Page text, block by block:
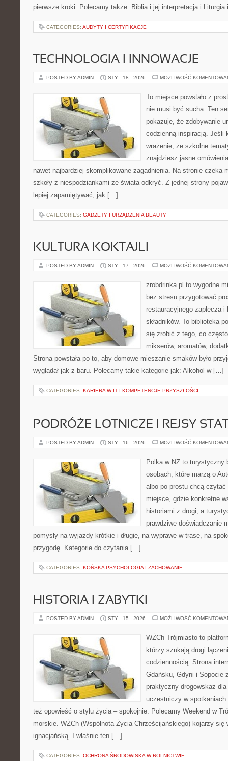
pierwsze kroki. Polecamy także: Biblia i jej interpretacja i
CATEGORIES: AUDYTY I CERTYFIKACJE
TECHNOLOGIA I INNOWACJE
POSTED BY ADMIN STY - 18 - 2026 MOŻLIWOŚĆ
To miejsce powstało z
nie musi być sucha. Ten
pokazuje, że zdobywanie
codzienną inspiracją. Jeśli
wrażenie, że szkolne
znajdziesz jasne
nawet najbardziej skomplikowane zagadnienia. Na stronie czeka
szkoły z niespodziankami ze świata odkryć. Z jednej strony
lepiej zapamiętywać, jak […]
CATEGORIES: GADŻETY I URZĄDZENIA BEAUTY
KULTURA KOKTAJLI
POSTED BY ADMIN STY - 17 - 2026 MOŻLIWOŚĆ
zrobdrinka.pl to wygodne
bez stresu przygotować
restauracyjnego zaplecza
składników. To biblioteka
się zrobić z tego, co
mikserów, aromatów,
Strona powstała po to, aby domowe mieszanie smaków było
wyglądał jak z baru. Polecamy takie kategorie jak: Alkohol w […]
CATEGORIES: KARIERA W IT I KOMPETENCJE PRZYSZŁOŚCI
PODRÓŻE LOTNICZE I REJSY
POSTED BY ADMIN STY - 16 - 2026 MOŻLIWOŚĆ
Polka w NZ to turystyczny
osobach, które marzą o
albo po prostu chcą
miejsce, gdzie konkretne
historiami z drogi, a
prawdziwe doświadczanie
pomysły na wyjazdy krótkie i długie, na wyprawę w trasę, na
przygodę. Kategorie do czytania […]
CATEGORIES: KOŃSKA PSYCHOLOGIA I ZACHOWANIE
HISTORIA I ZABYTKI
POSTED BY ADMIN STY - 15 - 2026 MOŻLIWOŚĆ
WŻCh Trójmiasto to
którzy szukają drogi
codziennością. Strona
Gdańsku, Gdyni i Sopocie
praktyczny drogowskaz
uczestniczy w
też opowieść o stylu życia – spokojnie. Polecamy Weekend w
morskie. WŻCh (Wspólnota Życia Chrześcijańskiego) kojarzy się
ignacjańską. I właśnie ten […]
CATEGORIES: OCHRONA ŚRODOWISKA W ROLNICTWIE